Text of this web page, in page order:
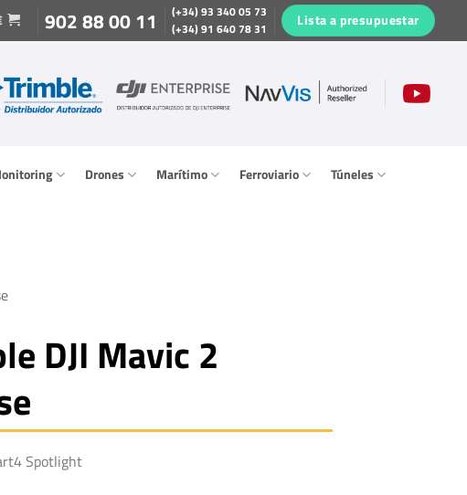
902 88 00 11
(+34) 93 340 05 73
(+34) 91 640 78 31
Lista a presupuestar
Drones Marítimo Ferroviario Túneles
DJI Mavic 2
Spotlight